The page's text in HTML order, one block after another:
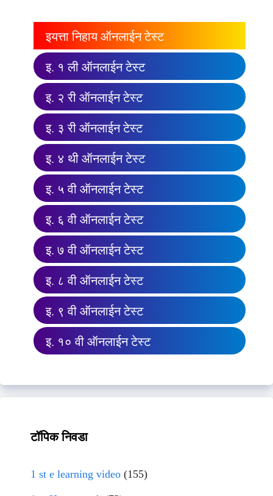
इयत्ता निहाय ऑनलाईन टेस्ट
इ. १ ली ऑनलाईन टेस्ट
इ. २ री ऑनलाईन टेस्ट
इ. ३ री ऑनलाईन टेस्ट
इ. ४ थी ऑनलाईन टेस्ट
इ. ५ वी ऑनलाईन टेस्ट
इ. ६ वी ऑनलाईन टेस्ट
इ. ७ वी ऑनलाईन टेस्ट
इ. ८ वी ऑनलाईन टेस्ट
इ. ९ वी ऑनलाईन टेस्ट
इ. १० वी ऑनलाईन टेस्ट
टॉपिक निवडा
1 st e learning video (155)